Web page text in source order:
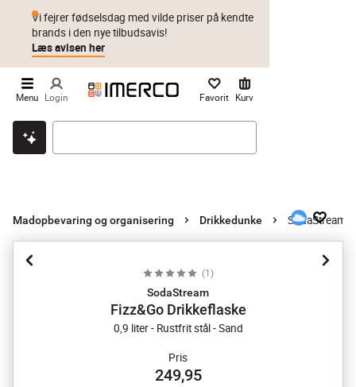
Klik & hent Byt i 1 år Prismatch
Vi fejrer fødselsdag med vilde priser på kendte
brands i den nye tilbudsavis!
Læs avisen her
Menu Login Favorit Kurv
Madopbevaring og organisering Drikkedunke SodaStream
(1 )
SodaStream
Fizz&Go Drikkeflaske
0,9 liter - Rustfrit stål - Sand
Pris
249,95